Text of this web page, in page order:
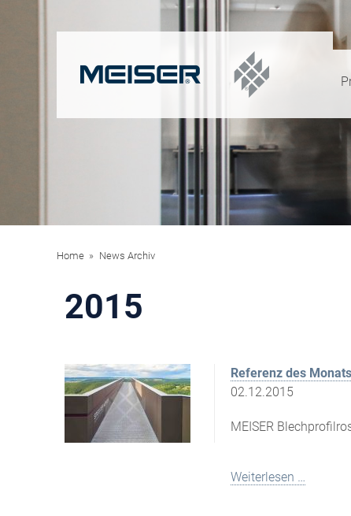
Home News Archiv
2015
Referenz des
02.12.2015
MEISER
Weiterlesen …